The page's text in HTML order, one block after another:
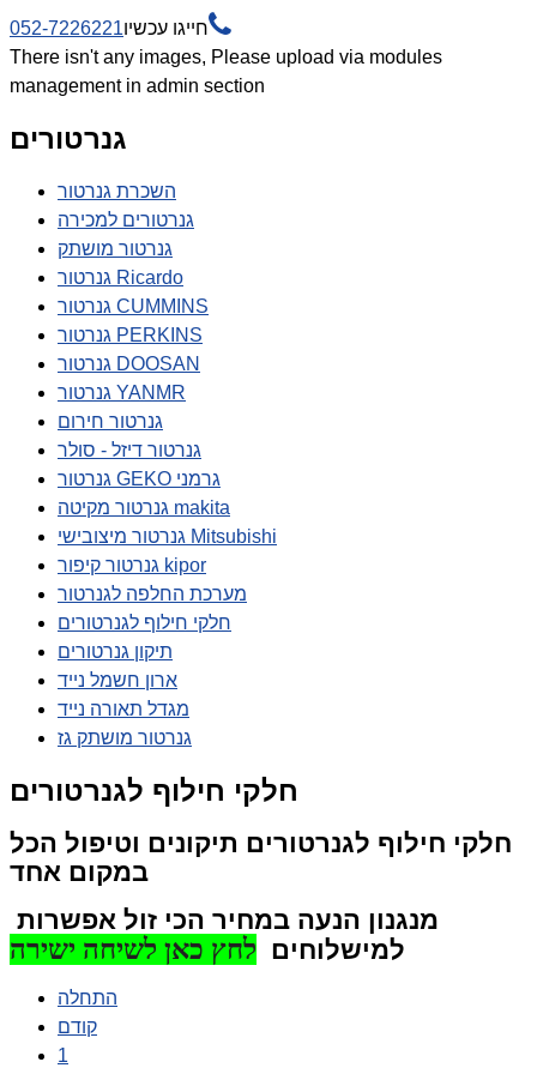
חייגו עכשיו052-7226221 
There isn't any images, Please upload via modules
management in admin section
גנרטורים
השכרת גנרטור
גנרטורים למכירה
גנרטור מושתק
גנרטור Ricardo
גנרטור CUMMINS
גנרטור PERKINS
גנרטור DOOSAN
גנרטור YANMR
גנרטור חירום
גנרטור דיזל - סולר
גנרטור GEKO גרמני
גנרטור מקיטה makita
גנרטור מיצובישי Mitsubishi
גנרטור קיפור kipor
מערכת החלפה לגנרטור
חלקי חילוף לגנרטורים
תיקון גנרטורים
ארון חשמל נייד
מגדל תאורה נייד
גנרטור מושתק גז
חלקי חילוף לגנרטורים
חלקי חילוף לגנרטורים תיקונים וטיפול הכל
במקום אחד
מנגנון הנעה במחיר הכי זול אפשרות
למישלוחים לחץ כאן לשיחה ישירה
התחלה
קודם
1